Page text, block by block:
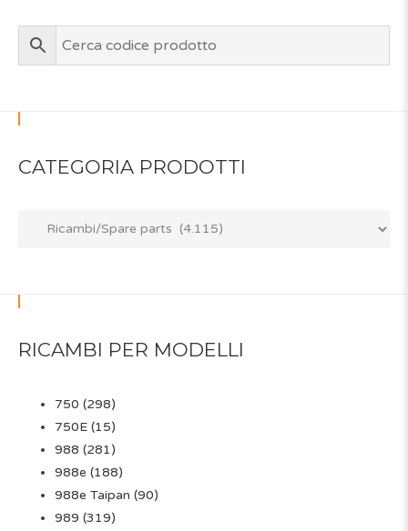
CATEGORIA PRODOTTI
RICAMBI PER MODELLI
750 (298)
750E (15)
988 (281)
988e (188)
988e Taipan (90)
989 (319)